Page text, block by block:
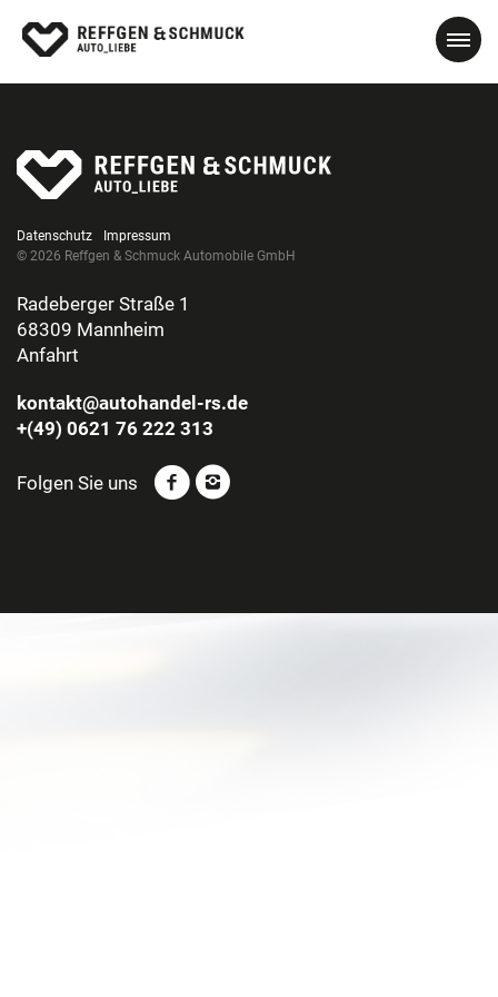
Datenschutz
Impressum
© 2026 Reffgen & Schmuck Automobile GmbH
Radeberger Straße 1
68309 Mannheim
Anfahrt
kontakt@autohandel-rs.de
+(49) 0621 76 222 313
Folgen Sie uns